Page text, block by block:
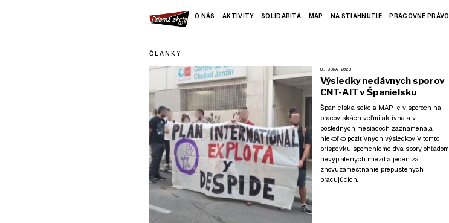
O NÁS AKTIVITY SOLIDARITA MAP NA STIAHNUTIE PRACOVNÉ PRÁVO
ČLÁNKY
8. JÚNA 2023
Výsledky nedávnych sporov
CNT-AIT v Španielsku
Španielska sekcia MAP je v sporoch na
pracoviskách veľmi aktívna a v
posledných mesiacoch zaznamenala
niekoľko pozitívnych výsledkov. V tomto
príspevku spomenieme dva spory ohľadom
nevyplatených miezd a jeden za
znovuzamestnanie prepustených
pracujúcich.